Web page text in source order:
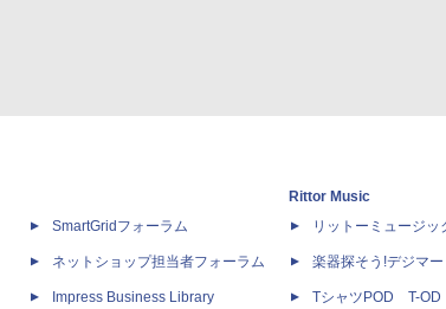
SmartGridフォーラム
ネットショップ担当者フォーラム
Impress Business Library
Rittor Music
リットーミュージッ
楽器探そう!デジマー
TシャツPOD T-OD